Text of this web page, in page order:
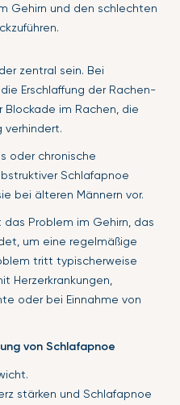
Gehirn und den schlechten
zentral sein. Bei
Erschlaffung der Rachen-
Blockade im Rachen, die
verhindert.
oder chronische
Schlafapnoe
bei älteren Männern vor.
Problem im Gehirn, das
um eine regelmäßige
tritt typischerweise
Herzerkrankungen,
oder bei Einnahme von
von Schlafapnoe
stärken und Schlafapnoe